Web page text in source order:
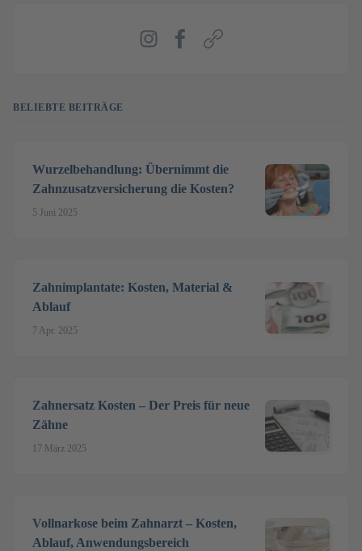
BELIEBTE BEITRÄGE
Wurzelbehandlung: Übernimmt die
Zahnzusatzversicherung die Kosten?
5 Juni 2025
Zahnimplantate: Kosten, Material &
Ablauf
7 Apr. 2025
Zahnersatz Kosten – Der Preis für neue
Zähne
17 März 2025
Vollnarkose beim Zahnarzt – Kosten,
Ablauf, Anwendungsbereich